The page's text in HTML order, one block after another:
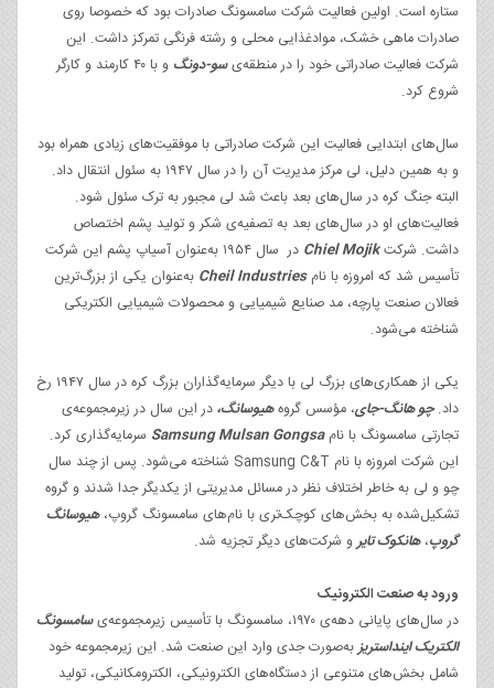
ستاره است. اولین فعالیت شرکت سامسونگ صادرات بود که خصوصا روی
صادرات ماهی خشک، موادغذایی محلی و رشته فرنگی تمرکز داشت. این
شرکت فعالیت صادراتی خود را در منطقه‌یسو-دونگ
و با ۴۰ کارمند و کارگر
شروع کرد.
سال‌های ابتدایی فعالیت این شرکت صادراتی با موفقیت‌های زیادی همراه بود
و به همین دلیل، لی مرکز مدیریت آن را در سال ۱۹۴۷ به سئول انتقال داد.
البته جنگ کره در سال‌های بعد باعث شد لی مجبور به ترک سئول شود.
فعالیت‌های او در سال‌های بعد به تصفیه‌ی شکر و تولید پشم اختصاص
داشت. شرکتChiel Mojik
در سال ۱۹۵۴ به‌عنوان آسیاپ پشم این شرکت
تأسیس شد که امروزه با نامCheil Industries به‌عنوان یکی از بزرگ‌ترین
فعالان صنعت پارچه، مد صنایع شیمیایی و محصولات شیمیایی الکتریکی
شناخته می‌شود.
یکی از همکاری‌های بزرگ لی با دیگر سرمایه‌گذاران بزرگ کره در سال ۱۹۴۷ رخ
داد.چو هانگ-جای، مؤسس گروههیوسانگ،در این سال در زیرمجموعه‌ی
تجارتی سامسونگ با نامSamsung Mulsan Gongsa سرمایه‌گذاری کرد.
این شرکت امروزه با نام Samsung C&T شناخته می‌شود. پس از چند سال
چو و لی به‌ خاطر اختلاف نظر در مسائل مدیریتی از یکدیگر جدا شدند و گروه
تشکیل‌شده به بخش‌های کوچک‌تری با نام‌های سامسونگ گروپ،هیوسانگ
گروپ،هانکوک تایرو شرکت‌های دیگر تجزیه شد.
ورود به صنعت الکترونیک
در سال‌های پایانی دهه‌ی ۱۹۷۰، سامسونگ با تأسیس زیرمجموعه‌ی
سامسونگ
الکتریک اینداستریزبه‌صورت جدی وارد این صنعت شد. این زیرمجموعه خود
شامل بخش‌های متنوعی از دستگاه‌های الکترونیکی، الکترومکانیکی، تولید